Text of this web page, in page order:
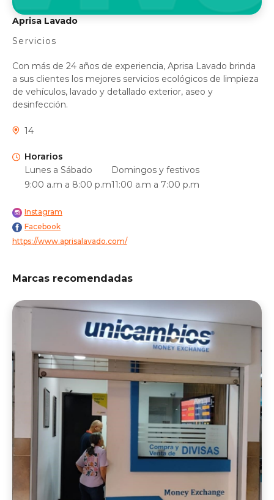
Aprisa Lavado
Servicios
Con más de 24 años de experiencia, Aprisa Lavado brinda
a sus clientes los mejores servicios ecológicos de limpieza
de vehículos, lavado y detallado exterior, aseo y
desinfección.
14
Horarios
Lunes a Sábado
9:00 a.m a 8:00 p.m
Domingos y festivos
11:00 a.m a 7:00 p.m
Instagram
Facebook
https://www.aprisalavado.com/
Marcas recomendadas